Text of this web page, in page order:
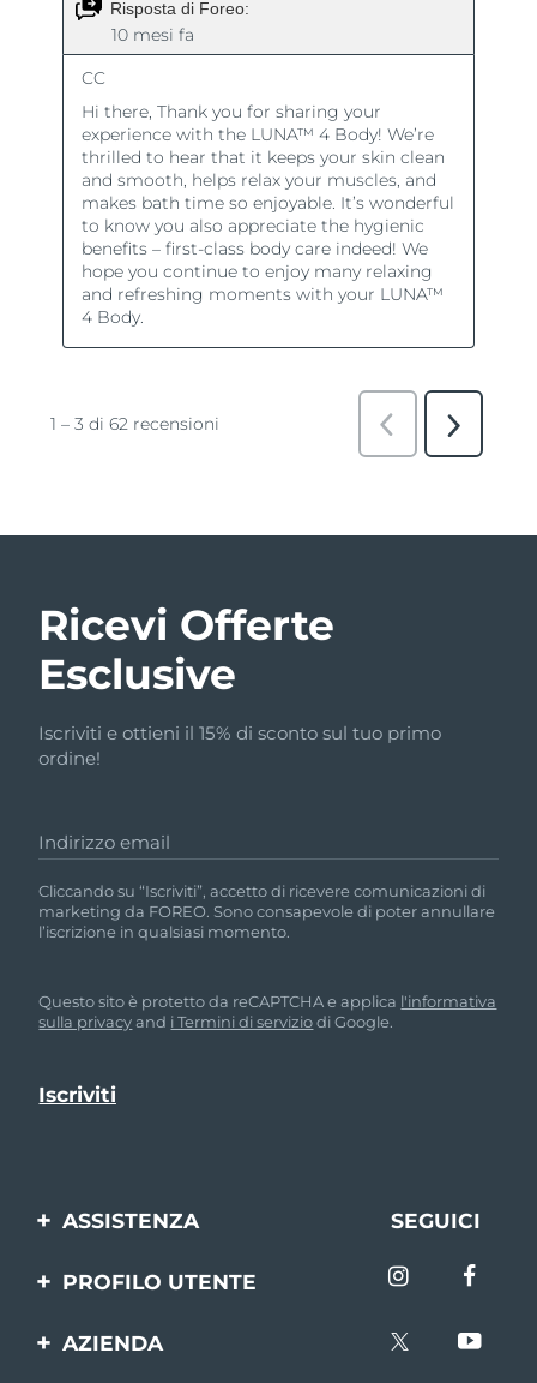
Ricevi Offerte
Esclusive
Iscriviti e ottieni il 15% di sconto sul tuo primo
ordine!
Indirizzo email
Cliccando su “Iscriviti”, accetto di ricevere comunicazioni di
marketing da FOREO. Sono consapevole di poter annullare
l’iscrizione in qualsiasi momento.
Questo sito è protetto da reCAPTCHA e applica l'informativa
sulla privacyand i Termini di serviziodi Google.
ASSISTENZA
Contattaci
SEGUICI
PROFILO UTENTE
prodotto
AZIENDA